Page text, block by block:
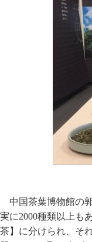
中国茶葉博物館の
実に2000種類以上も
茶】に分けられ、そ